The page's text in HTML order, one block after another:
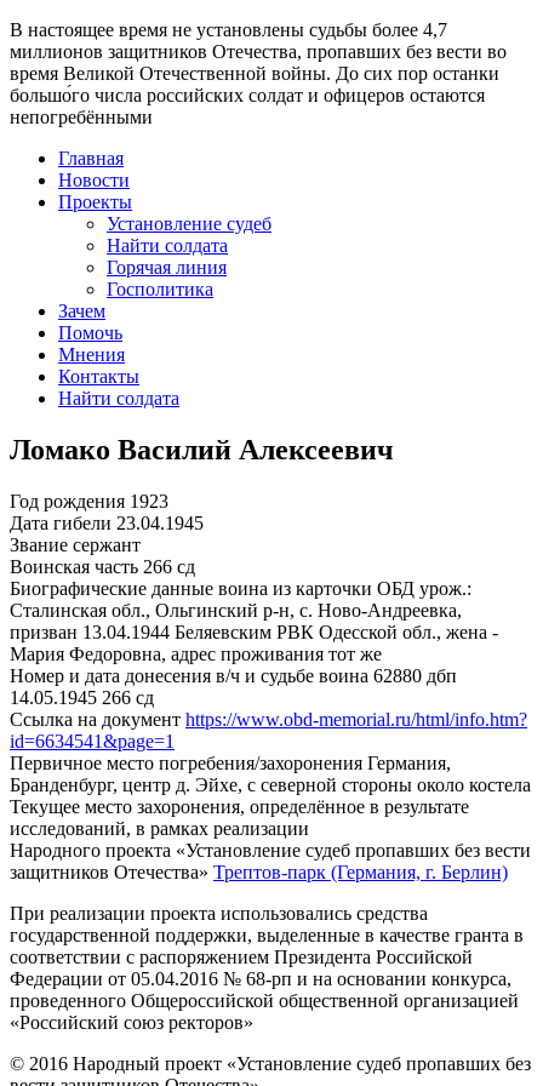
В настоящее время не установлены судьбы более 4,7
миллионов защитников Отечества, пропавших без вести во
время Великой Отечественной войны. До сих пор останки
большо́го числа российских солдат и офицеров остаются
непогребёнными
Главная
Новости
Проекты
Установление судеб
Найти солдата
Горячая линия
Госполитика
Зачем
Помочь
Мнения
Контакты
Найти солдата
Ломако Василий Алексеевич
Год рождения 1923
Дата гибели 23.04.1945
Звание сержант
Воинская часть 266 сд
Биографические данные воина из карточки ОБД урож.:
Сталинская обл., Ольгинский р-н, с. Ново-Андреевка,
призван 13.04.1944 Беляевским РВК Одесской обл., жена -
Мария Федоровна, адрес проживания тот же
Номер и дата донесения в/ч и судьбе воина 62880 дбп
14.05.1945 266 сд
Ссылка на документ https://www.obd-memorial.ru/html/info.htm?
id=6634541&page=1
Первичное место погребения/захоронения Германия,
Бранденбург, центр д. Эйхе, с северной стороны около костела
Текущее место захоронения, определённое в результате
исследований, в рамках реализации
Народного проекта «Установление судеб пропавших без вести
защитников Отечества» Трептов-парк (Германия, г. Берлин)
При реализации проекта использовались средства
государственной поддержки, выделенные в качестве гранта в
соответствии с распоряжением Президента Российской
Федерации от 05.04.2016 № 68-рп и на основании конкурса,
проведенного Общероссийской общественной организацией
«Российский союз ректоров»
© 2016 Народный проект «Установление судеб пропавших без